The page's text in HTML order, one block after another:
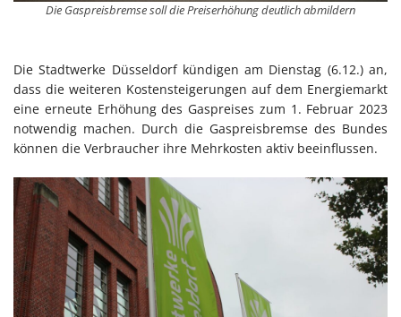
Die Gaspreisbremse soll die Preiserhöhung deutlich abmildern
Die Stadtwerke Düsseldorf kündigen am Dienstag (6.12.) an,
dass die weiteren Kostensteigerungen auf dem Energiemarkt
eine erneute Erhöhung des Gaspreises zum 1. Februar 2023
notwendig machen. Durch die Gaspreisbremse des Bundes
können die Verbraucher ihre Mehrkosten aktiv beeinflussen.